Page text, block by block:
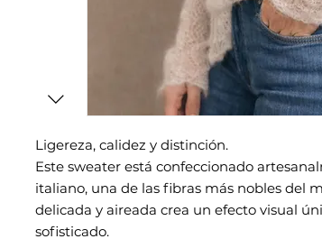
Ligereza, calidez y distinción.
Este sweater está confeccionado
italiano, una de las fibras más nobles del
delicada y aireada crea un efecto visual
sofisticado.